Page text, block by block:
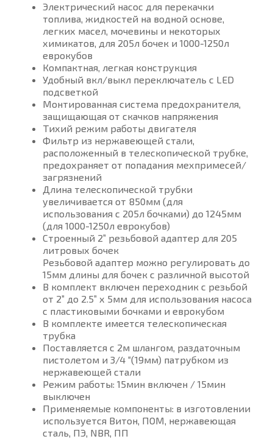
Электрический насос для перекачки
топлива, жидкостей на водной основе,
легких масел, мочевины и некоторых
химикатов, для 205л бочек и 1000-1250л
еврокубов
Компактная, легкая конструкция
Удобный вкл/выкл переключатель с LED
подсветкой
Монтированная система предохранителя,
защищающая от скачков напряжения
Тихий режим работы двигателя
Фильтр из нержавеющей стали,
расположенный в телескопической трубке,
предохраняет от попадания мехпримесей/
загрязнений
Длина телескопической трубки
увеличивается от 850мм (для
использования с 205л бочками) до 1245мм
(для 1000-1250л еврокубов)
Строенный 2” резьбовой адаптер для 205
литровых бочек
Резьбовой адаптер можно регулировать до
15мм длины для бочек с различной высотой
В комплект включен переходник с резьбой
от 2” до 2.5” х 5мм для использования насоса
с пластиковыми бочками и еврокубом
В комплекте имеется телескопическая
трубка
Поставляется с 2м шлангом, раздаточным
пистолетом и 3/4 “(19мм) патрубком из
нержавеющей стали
Режим работы: 15мин включен / 15мин
выключен
Применяемые компоненты: в изготовлении
используется Витон, ПОМ, нержавеющая
сталь, ПЭ, NBR, ПП